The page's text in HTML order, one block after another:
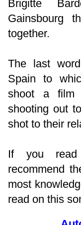
Brigitte
Gainsbourg
together.
The last
Spain to
shoot a film
shooting out
shot to their
If you
recommend
most
read on this